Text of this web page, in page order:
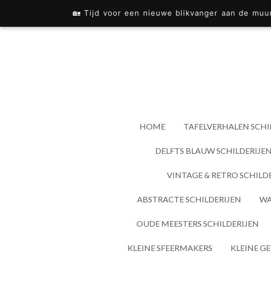
🏡 Tijd voor een nieuwe blikvanger aan de
direct
HOME TAFELVERHALEN
DELFTS BLAUW SCHILDERIJEN
VINTAGE & RETRO
ABSTRACTE SCHILDERIJEN
OUDE MEESTERS SCHILDERIJEN
KLEINE SFEERMAKERS KLEINE